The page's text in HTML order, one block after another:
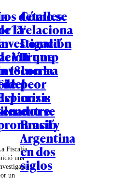
TV
18
de
detalles
la
VIF que
a
se
Fiscalía
una
un
Cómo se
relaciona
Donald
Trump
con la
peor
crisis
entre
Brasil y
Argentina
en dos
siglos